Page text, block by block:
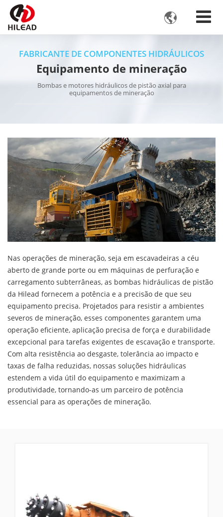

FABRICANTE DE COMPONENTES HIDRÁULICOS
Equipamento de mineração
Bombas e motores hidráulicos de pistão axial para
equipamentos de mineração
Nas operações de mineração, seja em escavadeiras a céu
aberto de grande porte ou em máquinas de perfuração e
carregamento subterrâneas, as bombas hidráulicas de pistão
da Hilead fornecem a potência e a precisão de que seu
equipamento precisa. Projetados para resistir a ambientes
severos de mineração, esses componentes garantem uma
operação eficiente, aplicação precisa de força e durabilidade
excepcional para tarefas exigentes de escavação e transporte.
Com alta resistência ao desgaste, tolerância ao impacto e
taxas de falha reduzidas, nossas soluções hidráulicas
estendem a vida útil do equipamento e maximizam a
produtividade, tornando-as um parceiro de potência
essencial para as operações de mineração.